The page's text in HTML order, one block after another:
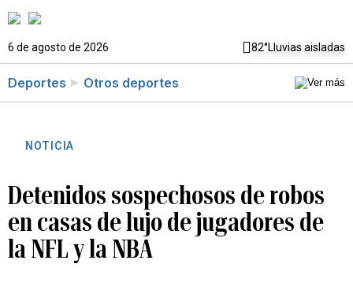
6 de agosto de 2026 82°Lluvias aisladas
Deportes Otros deportes
NOTICIA
Detenidos sospechosos de robos
en casas de lujo de jugadores de
la NFL y la NBA